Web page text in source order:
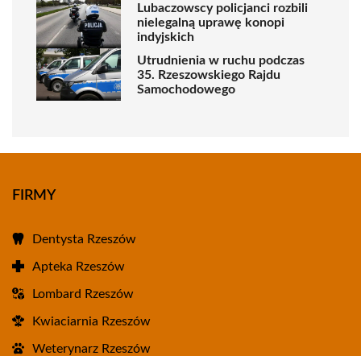
Lubaczowscy policjanci rozbili
nielegalną uprawę konopi
indyjskich
Utrudnienia w ruchu podczas
35. Rzeszowskiego Rajdu
Samochodowego
FIRMY
Dentysta Rzeszów
Apteka Rzeszów
Lombard Rzeszów
Kwiaciarnia Rzeszów
Weterynarz Rzeszów